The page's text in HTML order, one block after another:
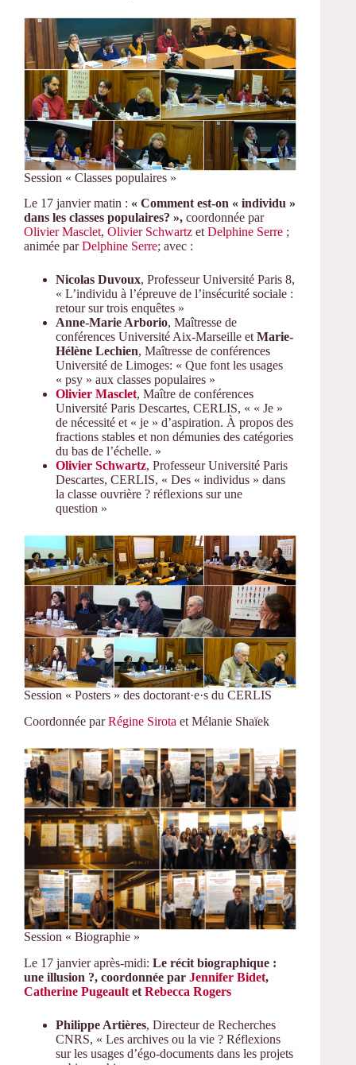
Session « Classes populaires »
Le 17 janvier matin : « Comment est-on « individu »
dans les classes populaires? », coordonnée par
Olivier Masclet, Olivier Schwartz et Delphine Serre ;
animée parDelphine Serre; avec :
Nicolas Duvoux, Professeur Université Paris 8,
« L’individu à l’épreuve de l’insécurité sociale :
retour sur trois enquêtes »
Anne-Marie Arborio, Maîtresse de
conférences Université Aix-Marseille et Marie-
Hélène Lechien, Maîtresse de conférences
Université de Limoges: « Que font les usages
« psy » aux classes populaires »
Olivier Masclet, Maître de conférences
Université Paris Descartes, CERLIS, « « Je »
de nécessité et « je » d’aspiration. À propos des
fractions stables et non démunies des catégories
du bas de l’échelle. »
Olivier Schwartz, Professeur Université Paris
Descartes, CERLIS, « Des « individus » dans
la classe ouvrière ? réflexions sur une
question »
Session « Posters » des doctorant·e·s du CERLIS
Coordonnée parRégine Sirota et Mélanie Shaïek
Session « Biographie »
Le 17 janvier après-midi: Le récit biographique :
une illusion ?, coordonnée par Jennifer Bidet,
Catherine Pugeault et Rebecca Rogers
Philippe Artières, Directeur de Recherches
CNRS, « Les archives ou la vie ? Réflexions
sur les usages d’égo-documents dans les projets